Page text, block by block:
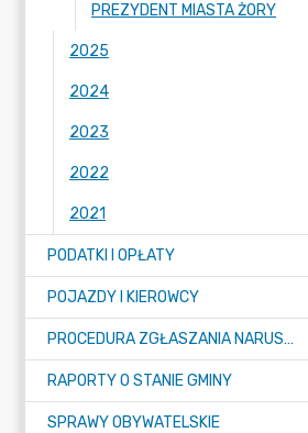
PREZYDENT MIASTA ŻORY
2025
2024
2023
2022
2021
PODATKI I OPŁATY
POJAZDY I KIEROWCY
PROCEDURA ZGŁASZANIA NARUSZEŃ PRAWA
RAPORTY O STANIE GMINY
SPRAWY OBYWATELSKIE